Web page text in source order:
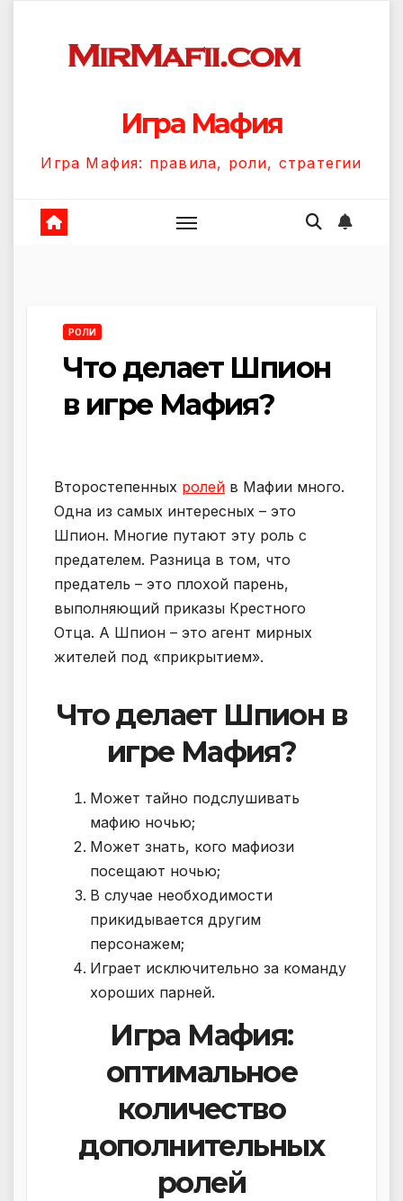
содержанию
Игра Мафия
Игра Мафия: правила, роли, стратегии
РОЛИ
Что делает Шпион
в игре Мафия?
Второстепенных ролей в Мафии много.
Одна из самых интересных – это
Шпион. Многие путают эту роль с
предателем. Разница в том, что
предатель – это плохой парень,
выполняющий приказы Крестного
Отца. А Шпион – это агент мирных
жителей под «прикрытием».
Что делает Шпион в
игре Мафия?
Может тайно подслушивать
мафию ночью;
Может знать, кого мафиози
посещают ночью;
В случае необходимости
прикидывается другим
персонажем;
Играет исключительно за команду
хороших парней.
Игра Мафия:
оптимальное
количество
дополнительных
ролей